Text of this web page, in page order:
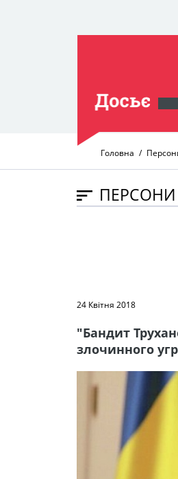
Головна
ПЕРСОНИ
24 Квітня 2018
"Бандит
злочинного